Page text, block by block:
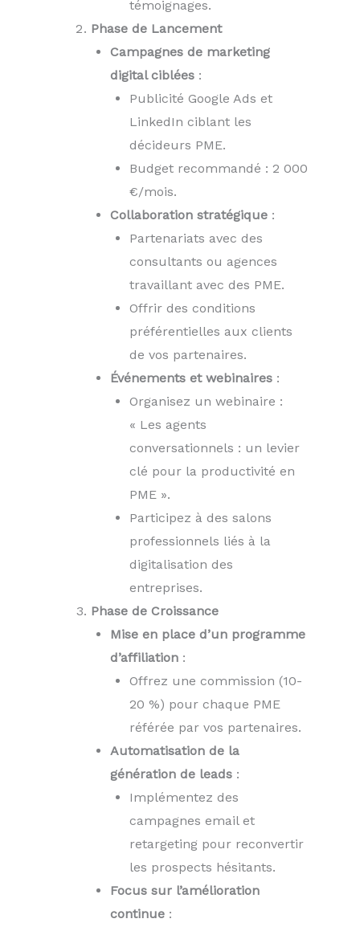
témoignages.
Phase de Lancement
Campagnes de marketing
digital ciblées :
Publicité Google Ads et
LinkedIn ciblant les
décideurs PME.
Budget recommandé : 2 000
€/mois.
Collaboration stratégique :
Partenariats avec des
consultants ou agences
travaillant avec des PME.
Offrir des conditions
préférentielles aux clients
de vos partenaires.
Événements et webinaires :
Organisez un webinaire :
« Les agents
conversationnels : un levier
clé pour la productivité en
PME ».
Participez à des salons
professionnels liés à la
digitalisation des
entreprises.
Phase de Croissance
Mise en place d’un programme
d’affiliation :
Offrez une commission (10-
20 %) pour chaque PME
référée par vos partenaires.
Automatisation de la
génération de leads :
Implémentez des
campagnes email et
retargeting pour reconvertir
les prospects hésitants.
Focus sur l’amélioration
continue :